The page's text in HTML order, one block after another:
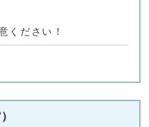
ください！